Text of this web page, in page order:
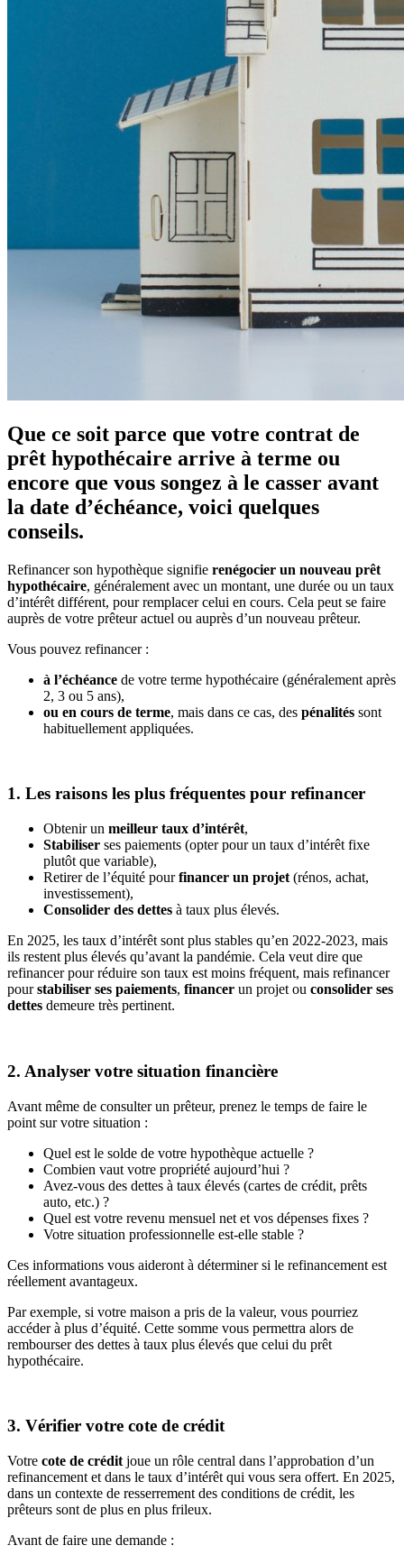
Que ce soit parce que votre contrat de
prêt hypothécaire arrive à terme ou
encore que vous songez à le casser avant
la date d’échéance, voici quelques
conseils.
Refinancer son hypothèque signifie renégocier un nouveau prêt
hypothécaire, généralement avec un montant, une durée ou un taux
d’intérêt différent, pour remplacer celui en cours. Cela peut se faire
auprès de votre prêteur actuel ou auprès d’un nouveau prêteur.
Vous pouvez refinancer :
à l’échéance de votre terme hypothécaire (généralement après
2, 3 ou 5 ans),
ou en cours de terme, mais dans ce cas, des pénalités sont
habituellement appliquées.
1. Les raisons les plus fréquentes pour refinancer
Obtenir un meilleur taux d’intérêt,
Stabiliser ses paiements (opter pour un taux d’intérêt fixe
plutôt que variable),
Retirer de l’équité pourfinancer un projet (rénos, achat,
investissement),
Consolider des dettes à taux plus élevés.
En 2025, les taux d’intérêt sont plus stables qu’en 2022-2023, mais
ils restent plus élevés qu’avant la pandémie. Cela veut dire que
refinancer pour réduire son taux est moins fréquent, mais refinancer
pourstabiliser ses paiements, financer un projet ou consolider ses
dettes demeure très pertinent.
2. Analyser votre situation financière
Avant même de consulter un prêteur, prenez le temps de faire le
point sur votre situation :
Quel est le solde de votre hypothèque actuelle ?
Combien vaut votre propriété aujourd’hui ?
Avez-vous des dettes à taux élevés (cartes de crédit, prêts
auto, etc.) ?
Quel est votre revenu mensuel net et vos dépenses fixes ?
Votre situation professionnelle est-elle stable ?
Ces informations vous aideront à déterminer si le refinancement est
réellement avantageux.
Par exemple, si votre maison a pris de la valeur, vous pourriez
accéder à plus d’équité. Cette somme vous permettra alors de
rembourser des dettes à taux plus élevés que celui du prêt
hypothécaire.
3. Vérifier votre cote de crédit
Votre cote de crédit joue un rôle central dans l’approbation d’un
refinancement et dans le taux d’intérêt qui vous sera offert. En 2025,
dans un contexte de resserrement des conditions de crédit, les
prêteurs sont de plus en plus frileux.
Avant de faire une demande :